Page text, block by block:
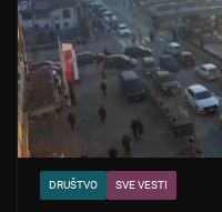
DRUŠTVO SVE VESTI